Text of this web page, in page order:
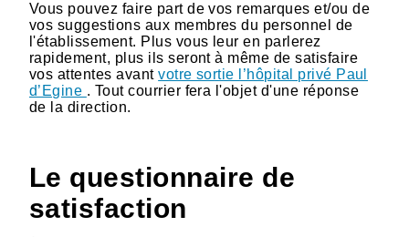
Vous pouvez faire part de vos remarques et/ou de
vos suggestions aux membres du personnel de
l'établissement. Plus vous leur en parlerez
rapidement, plus ils seront à même de satisfaire
vos attentes avantvotre sortie l’hôpital privé Paul
d’Egine . Tout courrier fera l'objet d'une réponse
de la direction.
Le questionnaire de
satisfaction